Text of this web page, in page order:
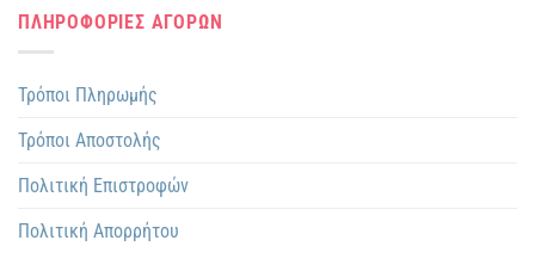
ΠΛΗΡΟΦΟΡΙΕΣ ΑΓΟΡΩΝ
Τρόποι Πληρωμής
Τρόποι Αποστολής
Πολιτική Επιστροφών
Πολιτική Απορρήτου